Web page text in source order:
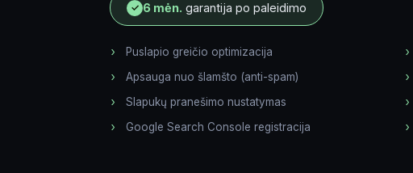
Komentarai apie projektą
✓ 6 mėn. garantija po paleidimo
Puslapio greičio optimizacija
Apsauga nuo šlamšto (anti-spam)
Slapukų pranešimo nustatymas
Google Search Console registracija